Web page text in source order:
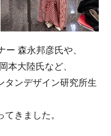
ー 森永邦彦氏や、
本大陸氏など、
タンデザイン研究所生
きました。